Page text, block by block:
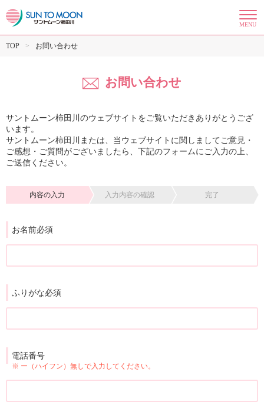
MENU
TOP お問い合わせ
お問い合わせ
サントムーン柿田川のウェブサイトをご覧いただきありがとうござ
います。
サントムーン柿田川または、当ウェブサイトに関しましてご意見・
ご感想・ご質問がございましたら、下記のフォームにご入力の上、
ご送信ください。
内容の入力 入力内容の確認 完了
お名前必須
ふりがな必須
電話番号
※ ー（ハイフン）無しで入力してください。